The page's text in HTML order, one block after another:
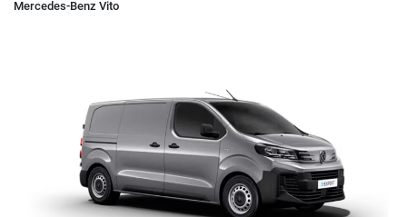
Mercedes-Benz Vito